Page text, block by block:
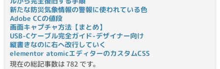
新たな防災気象情報の警報に使われている色
Adobe CCの値段
画面キャプチャ方法【まとめ】
USB-Cケーブル完全ガイド-デザイナー向け
縦書きなのに右へ改行していく
elementor atomicエディターのカスタムCSS
現在の総記事数は 782 です。